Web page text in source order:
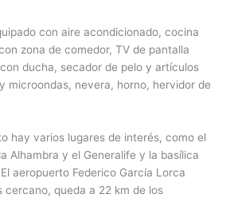
con aire acondicionado, cocina
zona de comedor, TV de pantalla
ducha, secador de pelo y artículos
microondas, nevera, horno, hervidor de
hay varios lugares de interés, como el
Alhambra y el Generalife y la basílica
aeropuerto Federico García Lorca
cercano, queda a 22 km de los